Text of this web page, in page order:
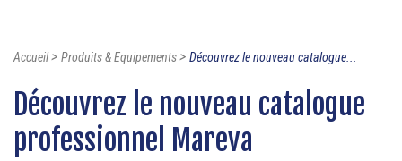
Accueil> Produits & Equipements> Découvrez le nouveau catalogue...
Découvrez le nouveau catalogue
professionnel Mareva